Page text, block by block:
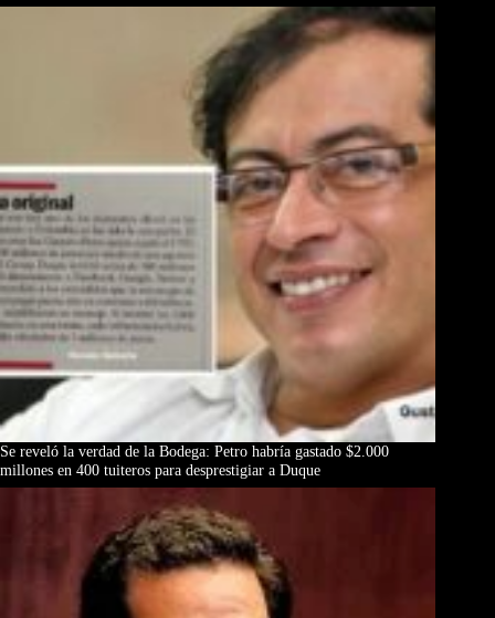
Se reveló la verdad de la Bodega: Petro habría gastado $2.000
millones en 400 tuiteros para desprestigiar a Duque